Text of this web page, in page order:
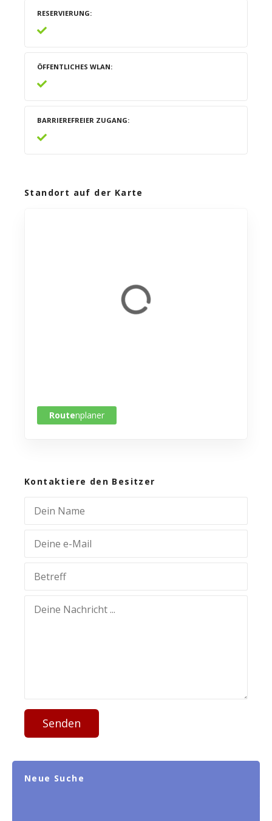
RESERVIERUNG
ÖFFENTLICHES WLAN
BARRIEREFREIER ZUGANG
Standort auf der Karte
Routenplaner
Kontaktiere den Besitzer
Senden
Neue Suche